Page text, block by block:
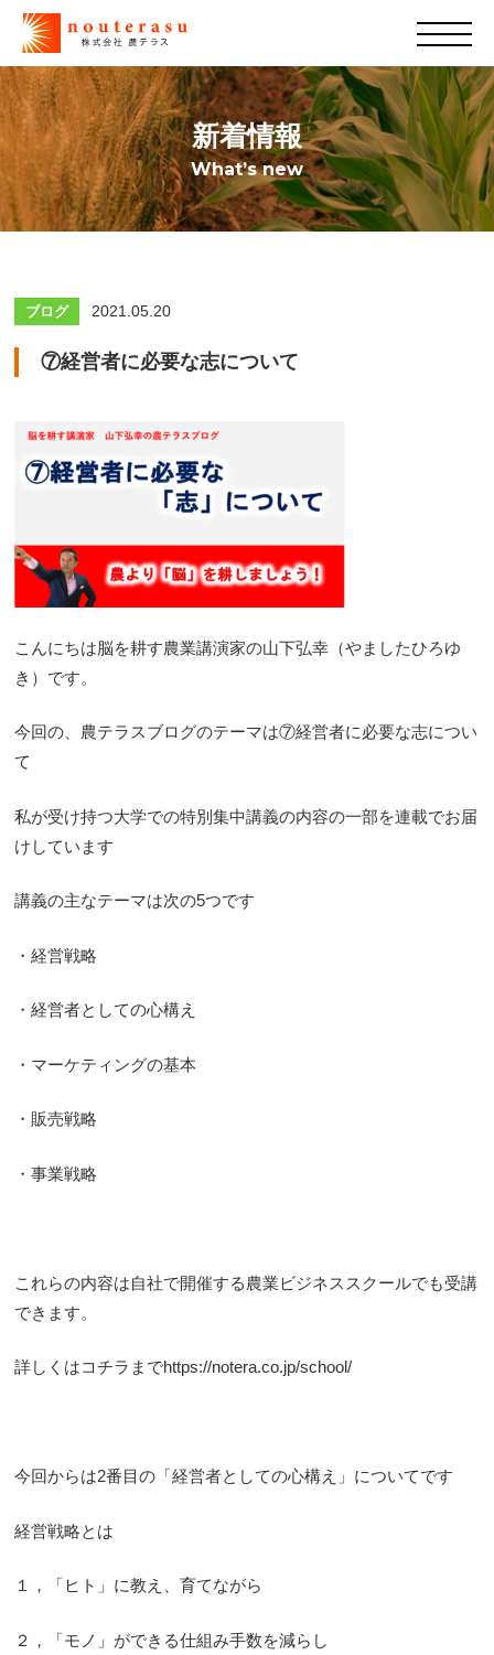
新着情報
What’s new
ブログ 2021.05.20
⑦経営者に必要な志について
こんにちは脳を耕す農業講演家の山下弘幸（やましたひろゆ
き）です。
今回の、農テラスブログのテーマは⑦経営者に必要な志につい
て
私が受け持つ大学での特別集中講義の内容の一部を連載でお届
けしています
講義の主なテーマは次の5つです
・経営戦略
・経営者としての心構え
・マーケティングの基本
・販売戦略
・事業戦略
これらの内容は自社で開催する農業ビジネススクールでも受講
できます。
詳しくはコチラまでhttps://notera.co.jp/school/
今回からは2番目の「経営者としての心構え」についてです
経営戦略とは
１，「ヒト」に教え、育てながら
２，「モノ」ができる仕組み手数を減らし